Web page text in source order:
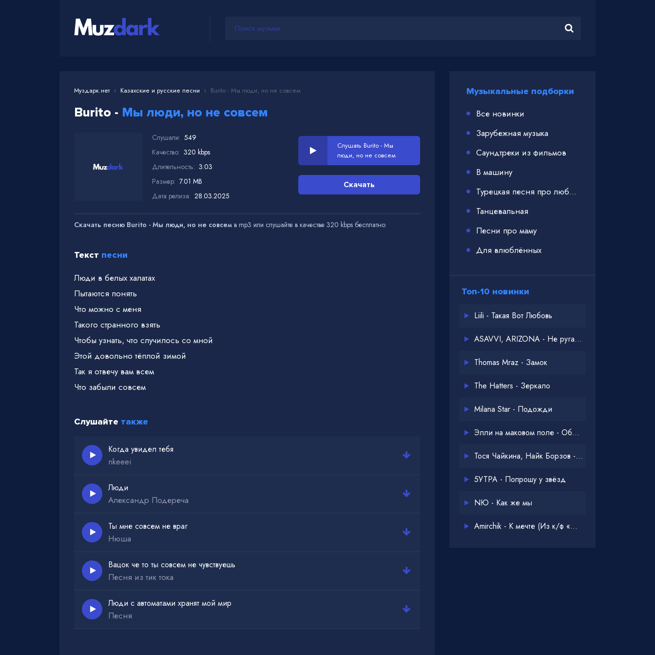
Муздарк.нет Казахские и русские песни Burito - Мы люди, но не совсем
Burito - Мы люди, но не совсем
Слушали: 549
Качество: 320 kbps
Длительность: 3:03
Размер: 7.01 MB
Дата релиза: 28.03.2025
Слушать Burito - Мы
люди, но не совсем
Скачать
Скачать песню Burito - Мы люди, но не совсем в mp3 или слушайте в качестве 320 kbps бесплатно
Текст песни
Люди в белых халатах
Пытаются понять
Что можно с меня
Такого странного взять
Чтобы узнать, что случилось со мной
Этой довольно тёплой зимой
Так я отвечу вам всем
Что забыли совсем
Слушайте также
Когда увидел тебя
nkeeei
Люди
Александр Подереча
Ты мне совсем не враг
Нюша
Вацок че то ты совсем не чувствуешь
Песня из тик тока
Люди с автоматами хранят мой мир
Песня
Музыкальные подборки
Все новинки
Зарубежная музыка
Саундтреки из фильмов
В машину
Турецкая песня про любовь
Танцевальная
Песни про маму
Для влюблённых
Топ-10 новинки
Liili - Такая Вот Любовь
ASAVVI, ARIZONA - Не ругайся
Thomas Mraz - Замок
The Hatters - Зеркало
Milana Star - Подожди
Элли на маковом поле - Обнимай
Тося Чайкина, Найк Борзов - Опять
5УТРА - Попрошу у звёзд
NЮ - Как же мы
Amirchik - К мечте (Из к/ф «Одна дома 3»)